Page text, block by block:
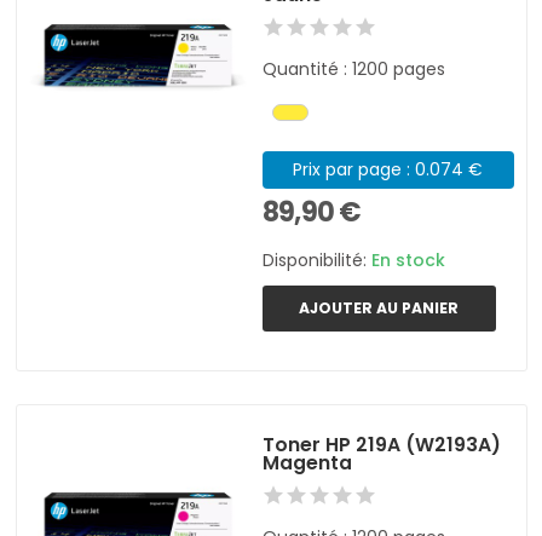
Quantité : 1200 pages
Prix par page : 0.074 €
89,90 €
Disponibilité: En stock
AJOUTER AU PANIER
Toner HP 219A (W2193A)
Magenta